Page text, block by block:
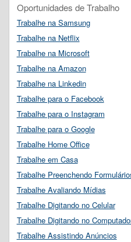
Oportunidades de Trabalho
Trabalhe na Samsung
Trabalhe na Netflix
Trabalhe na Microsoft
Trabalhe na Amazon
Trabalhe na Linkedin
Trabalhe para o Facebook
Trabalhe para o Instagram
Trabalhe para o Google
Trabalhe Home Office
Trabalhe em Casa
Trabalhe Preenchendo
Trabalhe Avaliando Mídias
Trabalhe Digitando no Celular
Trabalhe Digitando no
Trabalhe Assistindo Anúncios